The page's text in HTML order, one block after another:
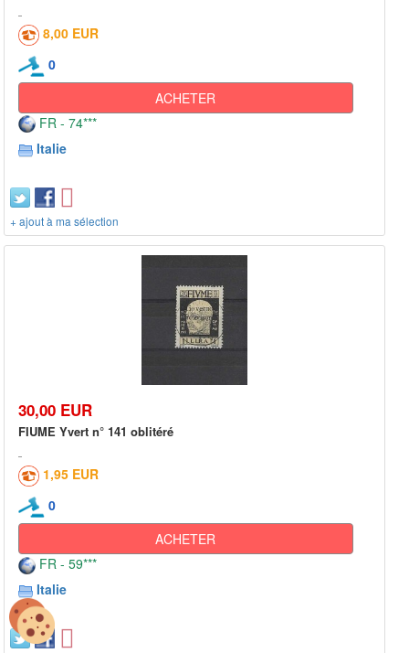
8,00 EUR
0
ACHETER
FR - 74***
Italie
+ ajout à ma sélection
30,00 EUR
FIUME Yvert n° 141 oblitéré
1,95 EUR
0
ACHETER
FR - 59***
Italie